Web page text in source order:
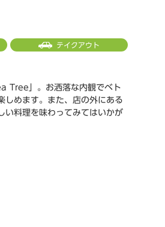
テイクアウト
Tree」。お洒落な内観でベト
しめます。また、店の外にある
い料理を味わってみてはいかが